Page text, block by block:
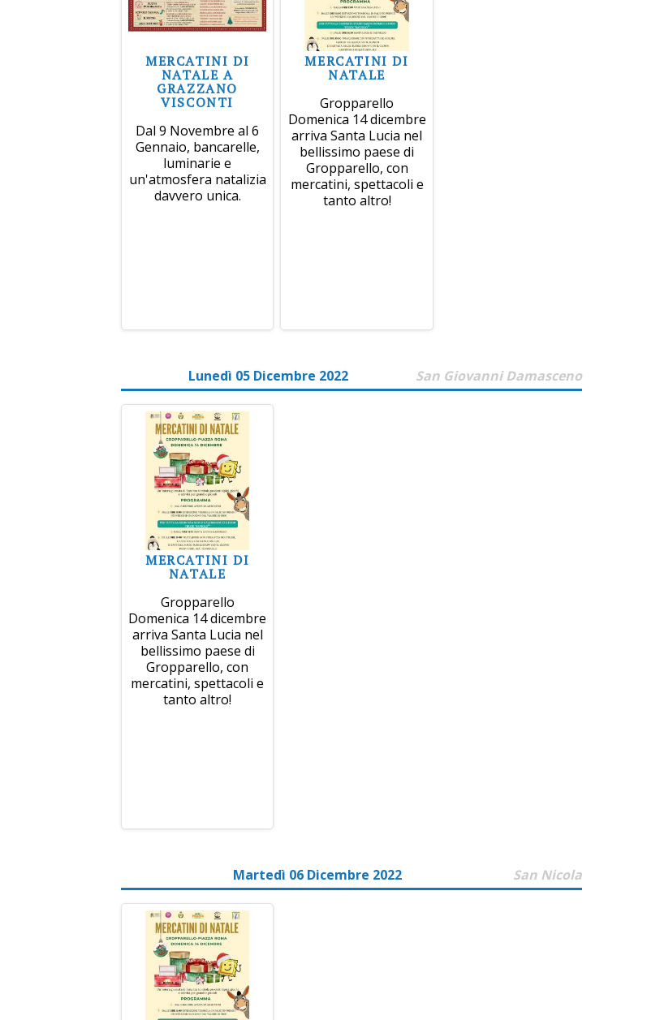
MERCATINI DI
NATALE A
GRAZZANO
VISCONTI
Dal 9 Novembre al 6
Gennaio, bancarelle,
luminarie e
un'atmosfera natalizia
davvero unica.
MERCATINI DI
NATALE
Gropparello
Domenica 14 dicembre
arriva Santa Lucia nel
bellissimo paese di
Gropparello, con
mercatini, spettacoli e
tanto altro!
Lunedì 05 Dicembre 2022 San Giovanni Damasceno
MERCATINI DI
NATALE
Gropparello
Domenica 14 dicembre
arriva Santa Lucia nel
bellissimo paese di
Gropparello, con
mercatini, spettacoli e
tanto altro!
Martedì 06 Dicembre 2022 San Nicola